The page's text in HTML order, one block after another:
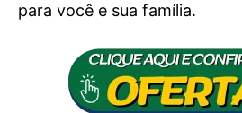
para você e sua família.